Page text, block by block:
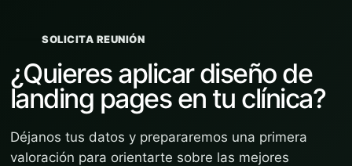
SOLICITA REUNIÓN
¿Quieres aplicar diseño de
landing pages en tu clínica?
Déjanos tus datos y prepararemos una primera
valoración para orientarte sobre las mejores